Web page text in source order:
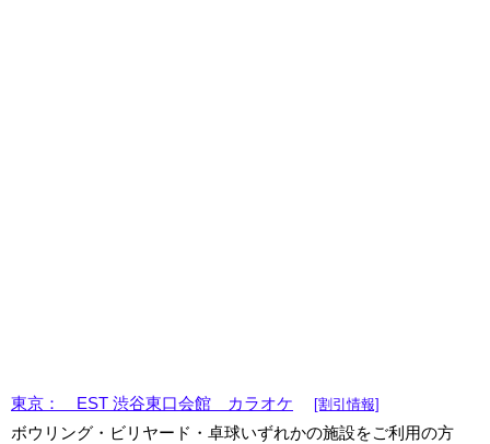
東京： EST 渋谷東口会館 カラオケ [割引情報]
ボウリング・ビリヤード・卓球いずれかの施設をご利用の方